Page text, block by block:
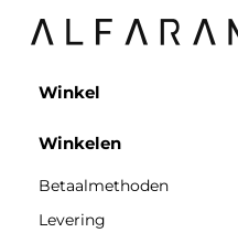
Winkel
Winkelen
Betaalmethoden
Levering